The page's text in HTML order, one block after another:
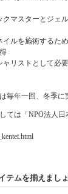
クマスターとジェ
イルを施術するた
ャリストとして必
毎年一回、冬季に
ては「NPO法人
テムを揃えまし